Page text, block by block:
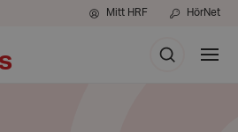
Mitt HRF HörNet
Sök
Visa
meny